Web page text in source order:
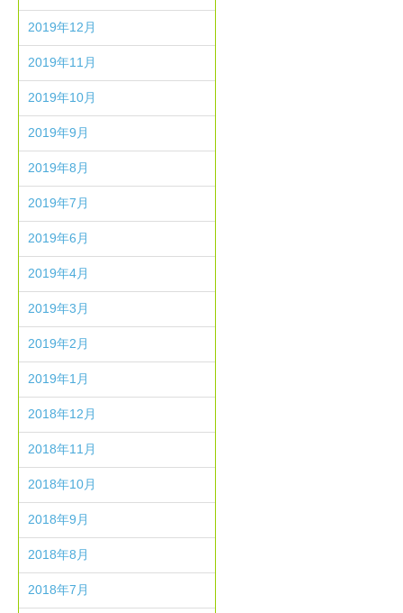
2019年12月
2019年11月
2019年10月
2019年9月
2019年8月
2019年7月
2019年6月
2019年4月
2019年3月
2019年2月
2019年1月
2018年12月
2018年11月
2018年10月
2018年9月
2018年8月
2018年7月